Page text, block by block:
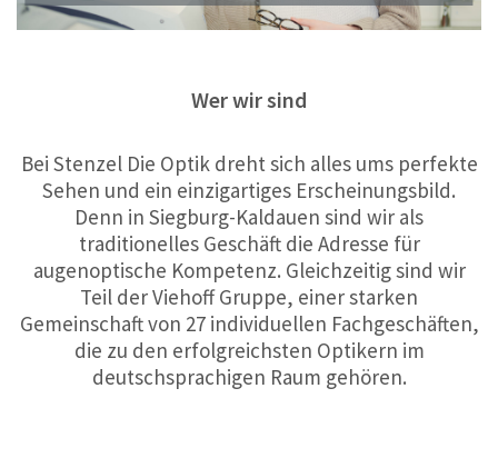
Wer wir sind
Bei Stenzel Die Optik dreht sich alles ums perfekte
Sehen und ein einzigartiges Erscheinungsbild.
Denn in Siegburg-Kaldauen sind wir als
traditionelles Geschäft die Adresse für
augenoptische Kompetenz. Gleichzeitig sind wir
Teil der Viehoff Gruppe, einer starken
Gemeinschaft von 27 individuellen Fachgeschäften,
die zu den erfolgreichsten Optikern im
deutschsprachigen Raum gehören.